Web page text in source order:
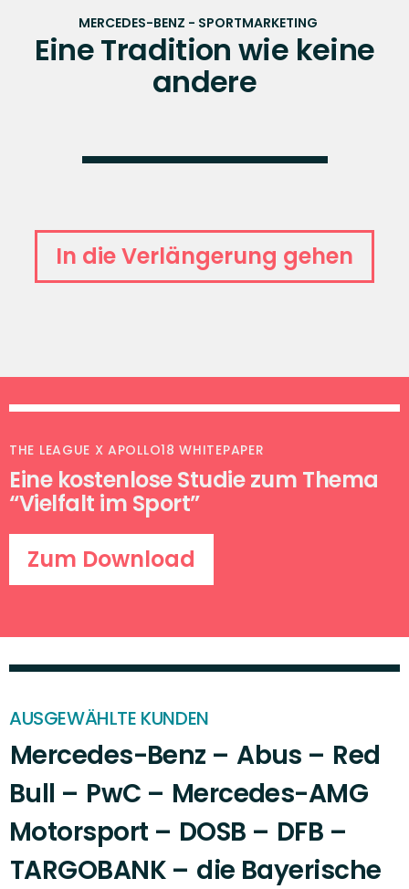
RED BULLS EISHOCKEY
Voll connected – SAP
Garden München
Vom Strand auf die Welle
MERCEDES-BENZ - ESPORTS
Fortschritt ist eine Tugend
Deutschlands Sport
Charity Quiz
UNICEF - RUNNING
Laufen und Gutes tun
Welt
Sicher im Sattel
DIE BAYERISCHE - FUSSBALL
Fußball auf die Bayerische
Art
In die Verlängerung gehen
THE LEAGUE X APOLLO18 WHITEPAPER
Eine kostenlose Studie zum Thema
“Vielfalt im Sport”
Zum Download
AUSGEWÄHLTE KUNDEN
Mercedes-Benz Abus
Red
Bull
PwC
Mercedes-AMG
Motorsport
DOSB
DFB
TARGOBANK
die Bayerische